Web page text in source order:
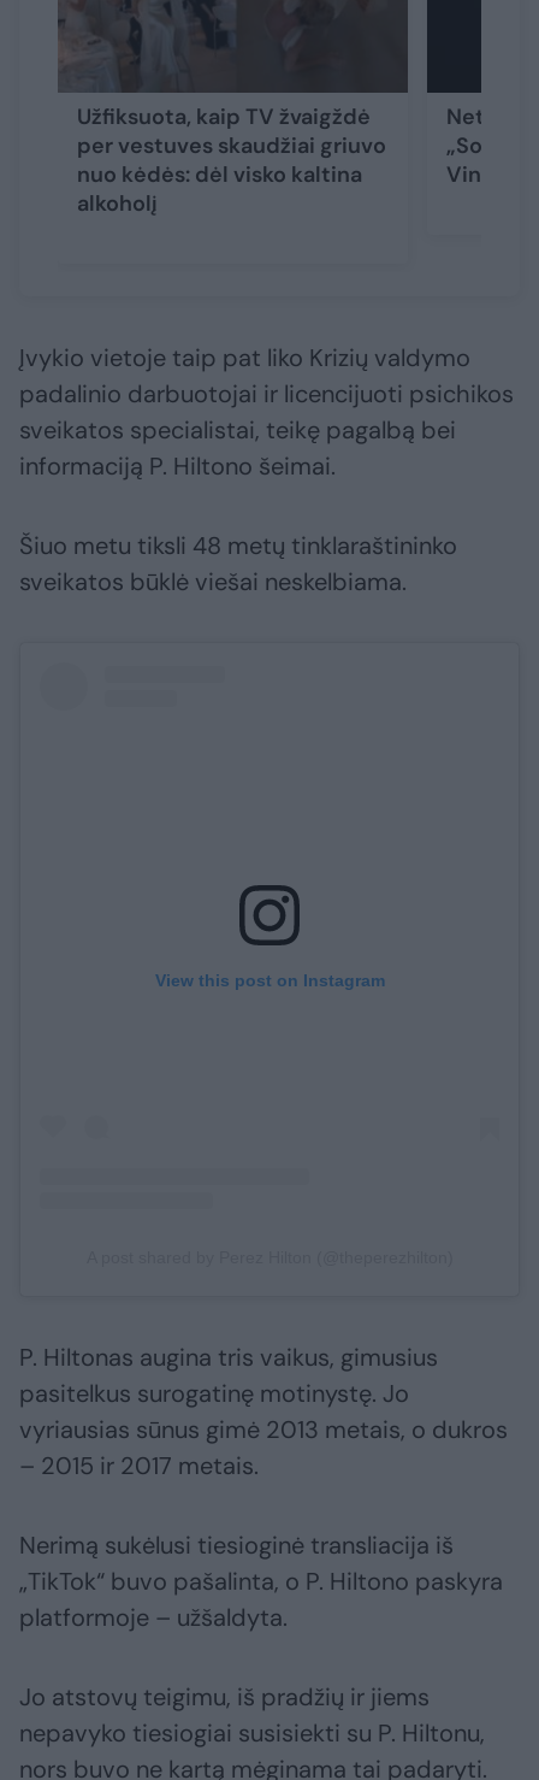
Užfiksuota, kaip TV žvaigždė
per vestuves skaudžiai griuvo
nuo kėdės: dėl visko kaltina
alkoholį
Įvykio vietoje taip pat liko Krizių valdymo
padalinio darbuotojai ir licencijuoti psichikos
sveikatos specialistai, teikę pagalbą bei
informaciją P. Hiltono šeimai.
Šiuo metu tiksli 48 metų tinklaraštininko
sveikatos būklė viešai neskelbiama.
View this post on Instagram
P. Hiltonas augina tris vaikus, gimusius
pasitelkus surogatinę motinystę. Jo
vyriausias sūnus gimė 2013 metais, o dukros
– 2015 ir 2017 metais.
Nerimą sukėlusi tiesioginė transliacija iš
„TikTok“ buvo pašalinta, o P. Hiltono paskyra
platformoje – užšaldyta.
Jo atstovų teigimu, iš pradžių ir jiems
nepavyko tiesiogiai susisiekti su P. Hiltonu,
nors buvo ne kartą mėginama tai padaryti.